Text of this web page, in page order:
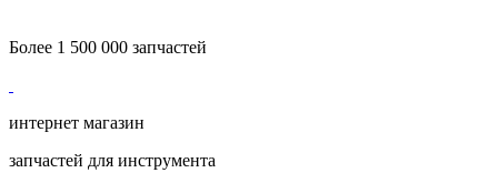
Более 1 500 000 запчастей
интернет магазин
запчастей для инструмента